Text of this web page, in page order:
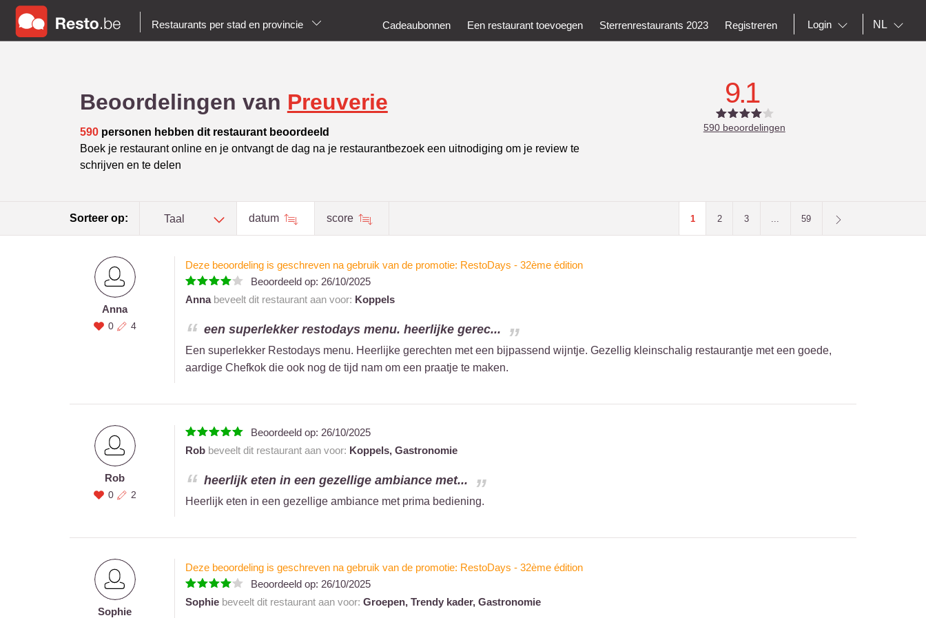
Restaurants per stad en provincie Cadeaubonnen Een restaurant toevoegen Sterrenrestaurants 2023 Registreren Login NL
Beoordelingen van Preuverie
590personen hebben dit restaurant beoordeeld
Boek je restaurant online en je ontvangt de dag na je restaurantbezoek een uitnodiging om je review te
schrijven en te delen
9.1
590beoordelingen
Sorteer op: Taal datum score 1 2 3 ... 59
Anna
0 4
Deze beoordeling is geschreven na gebruik van de promotie: RestoDays - 32ème édition
Beoordeeld op: 26/10/2025
Annabeveelt dit restaurant aan voor: Koppels
een superlekker restodays menu. heerlijke gerec...
Een superlekker Restodays menu. Heerlijke gerechten met een bijpassend wijntje. Gezellig kleinschalig restaurantje met een goede,
aardige Chefkok die ook nog de tijd nam om een praatje te maken.
Rob
0 2
Beoordeeld op: 26/10/2025
Robbeveelt dit restaurant aan voor: Koppels, Gastronomie
heerlijk eten in een gezellige ambiance met...
Heerlijk eten in een gezellige ambiance met prima bediening.
Sophie
Deze beoordeling is geschreven na gebruik van de promotie: RestoDays - 32ème édition
Beoordeeld op: 26/10/2025
Sophiebeveelt dit restaurant aan voor: Groepen, Trendy kader, Gastronomie